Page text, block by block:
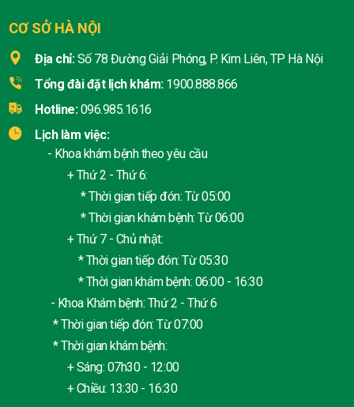
CƠ SỞ HÀ NỘI
Địa chỉ: Số 78 Đường Giải Phóng, P. Kim Liên, TP Hà Nội
Tổng đài đặt lịch khám: 1900.888.866
Hotline: 096.985.1616
Lịch làm việc:
- Khoa khám bệnh theo yêu cầu
+ Thứ 2 - Thứ 6:
* Thời gian tiếp đón: Từ 05:00
* Thời gian khám bệnh: Từ 06:00
+ Thứ 7 - Chủ nhật:
* Thời gian tiếp đón: Từ 05:30
* Thời gian khám bệnh: 06:00 - 16:30
- Khoa Khám bệnh: Thứ 2 - Thứ 6
* Thời gian tiếp đón: Từ 07:00
* Thời gian khám bệnh:
+ Sáng: 07h30 - 12:00
+ Chiều: 13:30 - 16:30